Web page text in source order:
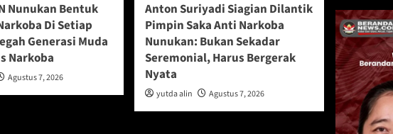
Nunukan Bentuk
Di Setiap
Generasi Muda
Narkoba
Agustus 7, 2026
Anton Suriyadi Siagian Dilantik
Pimpin Saka Anti Narkoba
Nunukan: Bukan Sekadar
Seremonial, Harus Bergerak
Nyata
yutda alin Agustus 7, 2026